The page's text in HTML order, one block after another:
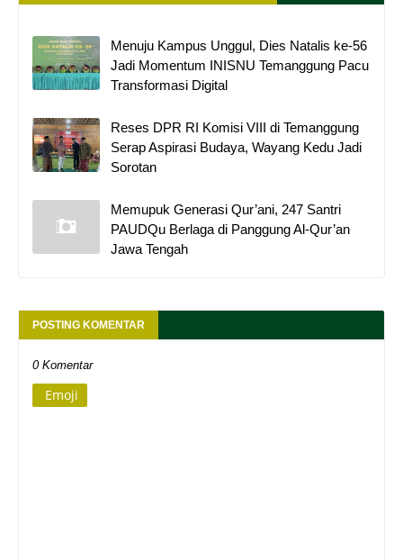
Menuju Kampus Unggul, Dies Natalis ke-56
Jadi Momentum INISNU Temanggung Pacu
Transformasi Digital
Reses DPR RI Komisi VIII di Temanggung
Serap Aspirasi Budaya, Wayang Kedu Jadi
Sorotan
Memupuk Generasi Qur’ani, 247 Santri
PAUDQu Berlaga di Panggung Al-Qur’an
Jawa Tengah
POSTING KOMENTAR
0 Komentar
Emoji